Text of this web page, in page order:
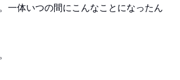
一体いつの間にこんなことになったん